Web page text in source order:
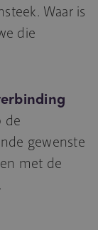
Waar is
die
de
gewenste
met de